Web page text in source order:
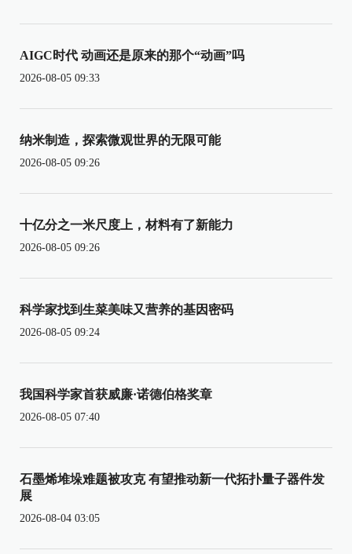
AIGC时代 动画还是原来的那个“动画”吗
2026-08-05 09:33
纳米制造，探索微观世界的无限可能
2026-08-05 09:26
十亿分之一米尺度上，材料有了新能力
2026-08-05 09:26
科学家找到生菜美味又营养的基因密码
2026-08-05 09:24
我国科学家首获威廉·诺德伯格奖章
2026-08-05 07:40
石墨烯堆垛难题被攻克 有望推动新一代拓扑量子器件发
展
2026-08-04 03:05